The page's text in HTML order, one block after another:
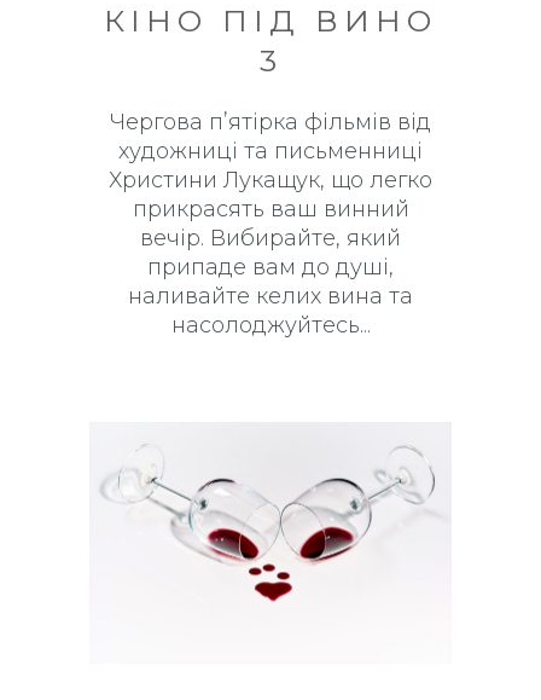
КІНО ПІД ВИНО
3
Чергова пʼятірка фільмів від
художниці та письменниці
Христини Лукащук, що легко
прикрасять ваш винний
вечір. Вибирайте, який
припаде вам до душі,
наливайте келих вина та
насолоджуйтесь